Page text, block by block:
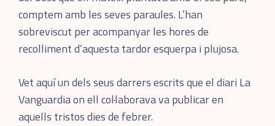
comptem amb les seves paraules. L’han
sobreviscut per acompanyar les hores de
recolliment d’aquesta tardor esquerpa i plujosa.
Vet aquí un dels seus darrers escrits que el diari La
Vanguardia on ell col·laborava va publicar en
aquells tristos dies de febrer.